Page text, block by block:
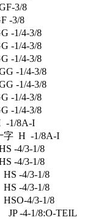
3/8
-3/8
1/4-3/8
1/4-3/8
1/4-3/8
-1/4-3/8
-1/4-3/8
1/4-3/8
1/4-3/8
8A-I
字 H -1/8A-I
-4/3-1/8
-4/3-1/8
-4/3-1/8
-4/3-1/8
4/3-1/8
-4-1/8:O-TEIL